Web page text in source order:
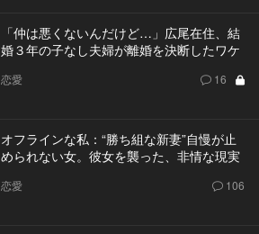
「仲は悪くないんだけど…」広尾在住、結
婚３年の子なし夫婦が離婚を決断したワケ
恋愛 16
オフラインな私：“勝ち組な新妻”自慢が止
められない女。彼女を襲った、非情な現実
恋愛 106